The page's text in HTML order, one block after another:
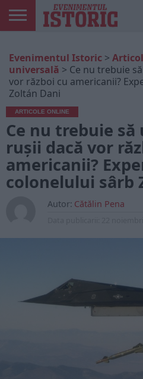
ONLINE
EDIȚII
TIPĂRITE
ISTORIC
PLAY
CONTUL
MEU
Evenimentul Istoric >
universală > Ce nu trebuie
vor război cu americanii?
Zoltán Dani
ARTICOLE ONLINE
Ce nu trebuie
rușii dacă vor
americanii?
colonelului sârb
Autor: Cătălin Pena